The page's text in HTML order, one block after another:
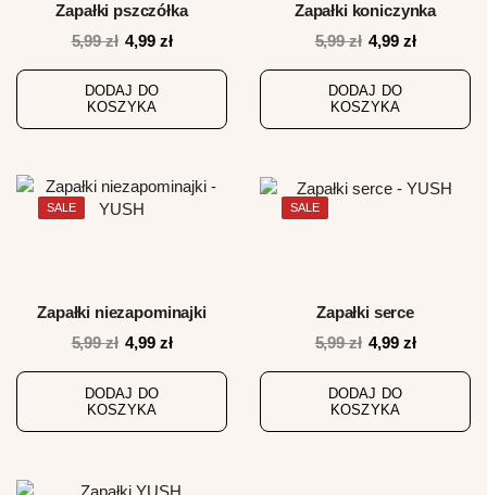
Zapałki pszczółka
5,99zł Pierwotna
wynosiła:
5,99 zł.
4,99 złAktualna
DODAJ DO
KOSZYKA
Zapałki koniczynka
5,99zł Pierwotna
wynosiła:
5,99 zł.
4,99 złAktualna
DODAJ DO
KOSZYKA
SALE
Zapałki niezapominajki
5,99zł Pierwotna
wynosiła:
5,99 zł.
4,99 złAktualna
DODAJ DO
KOSZYKA
SALE
Zapałki serce
5,99zł Pierwotna
wynosiła:
5,99 zł.
4,99 złAktualna
DODAJ DO
KOSZYKA